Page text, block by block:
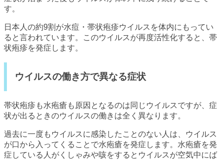
す。
日本人の約9割が水痘・帯状疱疹ウイルスを体内にもってい
ると言われています。このウイルスが再度活性化すると、帯
状疱疹を発症します。
ウイルスの働き方で異なる症状
帯状疱疹も水疱瘡も原因となるのは同じウイルスですが、症
状が出るときのウイルスの働きは全く異なります。
過去に一度もウイルスに感染したことのない人は、ウイルス
が口から入ってくることで水疱瘡を発症します。水疱瘡を発
症している人がくしゃみや咳をするとウイルスが空気中にば